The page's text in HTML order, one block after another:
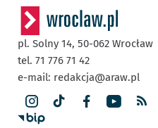
pl. Solny 14, 50-062 Wrocław
tel. 71 776 71 42
e-mail: redakcja@araw.pl